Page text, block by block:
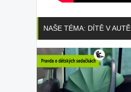
NAŠE TÉMA: DÍTĚ V AUTĚ